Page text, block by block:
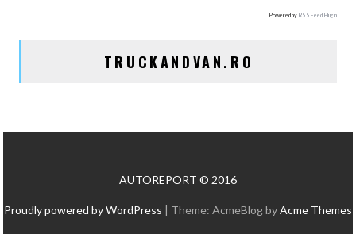
Powered by RSS Feed Plugin
TRUCKANDVAN.RO
AUTOREPORT © 2016
Proudly powered by WordPress | Theme: AcmeBlog byAcme Themes